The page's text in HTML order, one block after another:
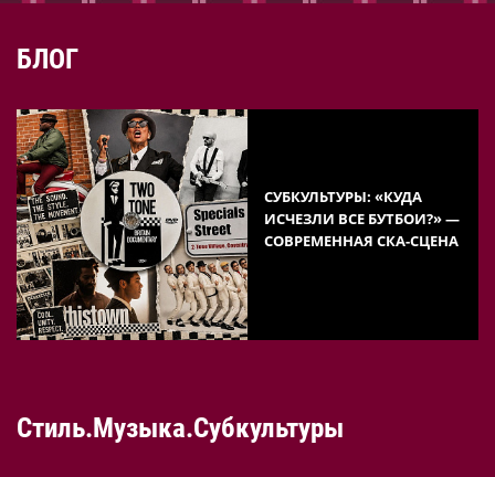
БЛОГ
СУБКУЛЬТУРЫ: «КУДА
ИСЧЕЗЛИ ВСЕ БУТБОИ?» —
СОВРЕМЕННАЯ СКА-СЦЕНА
Стиль.Музыка.Субкультуры